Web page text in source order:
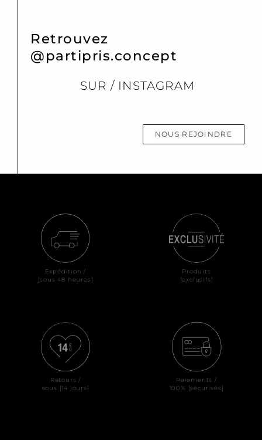
Retrouvez
@partipris.concept
SUR / INSTAGRAM
NOUS REJOINDRE
Expédition /
[sous 48 heures]
Produits
[exclusifs]
Retours /
sous [14 jours]
Paiements /
100% [sécurisés]